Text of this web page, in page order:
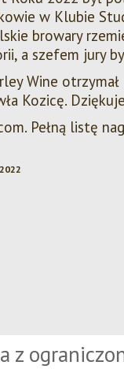
w Klubie
browary
a szefem jury
Wine
Kozicę.
Pełną listę
z